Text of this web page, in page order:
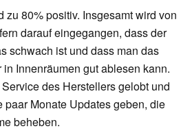
zu 80% positiv. Insgesamt wird von
darauf eingegangen, dass der
schwach ist und dass man das
Innenräumen gut ablesen kann.
des Herstellers gelobt und
Monate Updates geben, die
beheben.